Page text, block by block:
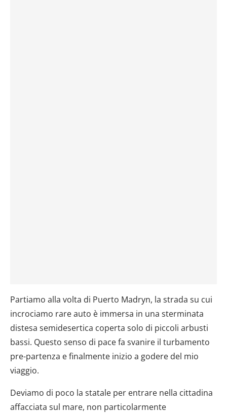
Partiamo alla volta di Puerto Madryn, la strada su cui
incrociamo rare auto è immersa in una sterminata
distesa semidesertica coperta solo di piccoli arbusti
bassi. Questo senso di pace fa svanire il turbamento
pre-partenza e finalmente inizio a godere del mio
viaggio.
Deviamo di poco la statale per entrare nella cittadina
affacciata sul mare, non particolarmente